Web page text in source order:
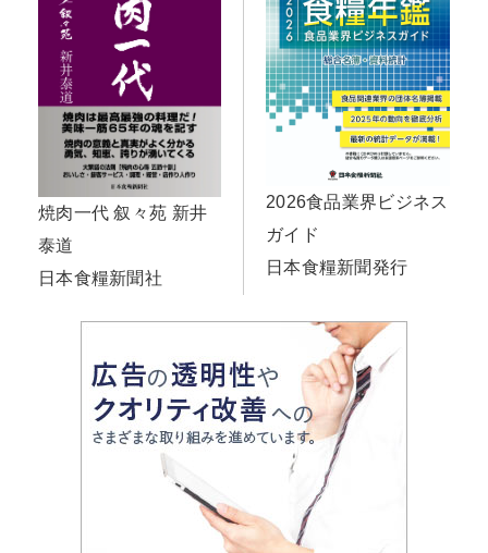
焼肉一代 叙々苑 新井
泰道
日本食糧新聞社
2026食品業界ビジネス
ガイド
日本食糧新聞発行